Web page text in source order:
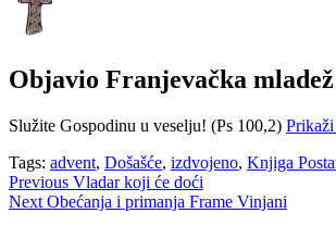
Objavio Franjevačka mladež
Služite Gospodinu u veselju! (Ps 100,2)
Tags: advent, Došašće, izdvojeno, Knjiga
Navigacija
objava
Previous Vladar koji će doći
Next Obećanja i primanja Frame Vinjani